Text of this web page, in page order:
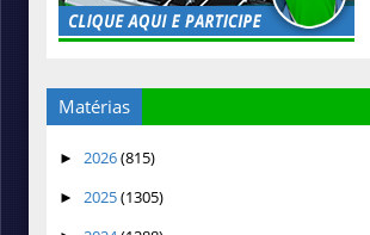
Matérias
► 2026(815)
► 2025(1305)